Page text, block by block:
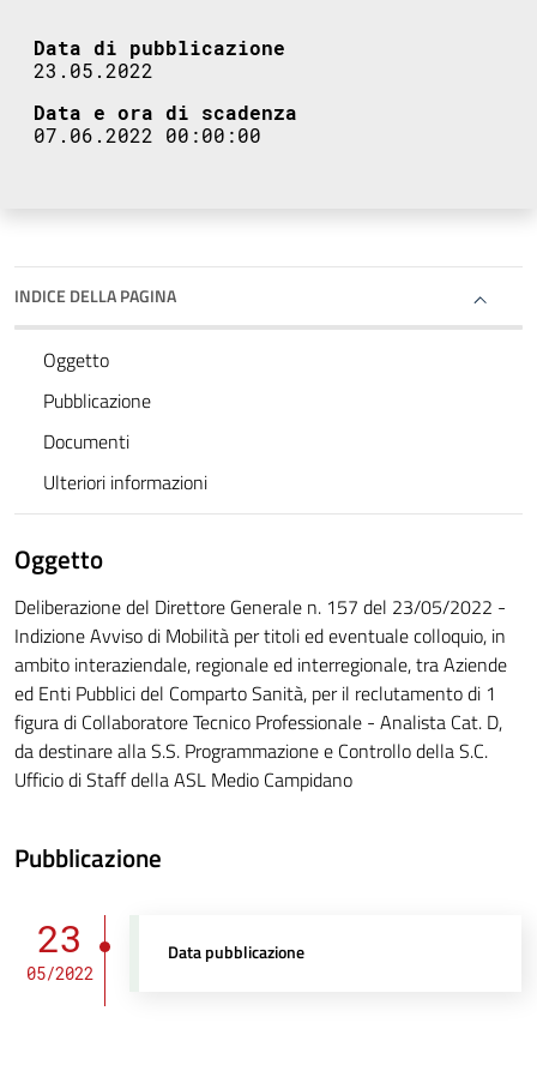
Data di pubblicazione
23.05.2022
Data e ora di scadenza
07.06.2022 00:00:00
INDICE DELLA PAGINA
Oggetto
Pubblicazione
Documenti
Ulteriori informazioni
Oggetto
Deliberazione del Direttore Generale n. 157 del 23/05/2022 -
Indizione Avviso di Mobilità per titoli ed eventuale colloquio, in
ambito interaziendale, regionale ed interregionale, tra Aziende
ed Enti Pubblici del Comparto Sanità, per il reclutamento di 1
figura di Collaboratore Tecnico Professionale - Analista Cat. D,
da destinare alla S.S. Programmazione e Controllo della S.C.
Ufficio di Staff della ASL Medio Campidano
Pubblicazione
23
05/2022
Data pubblicazione